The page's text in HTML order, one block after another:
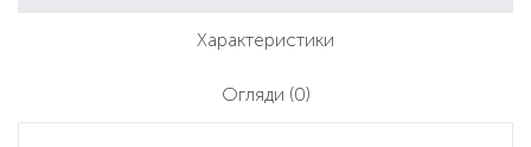
Характеристики
Огляди (0)